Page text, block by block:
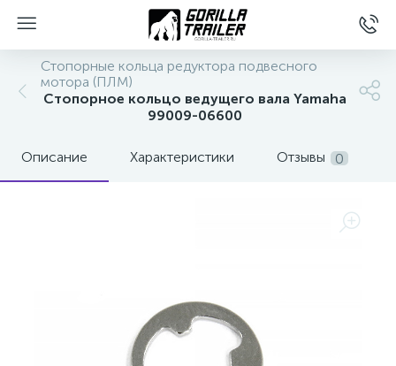
Стопорные кольца редуктора подвесного
мотора (ПЛМ)
Стопорное кольцо ведущего вала Yamaha
99009-06600
Описание Характеристики Отзывы 0